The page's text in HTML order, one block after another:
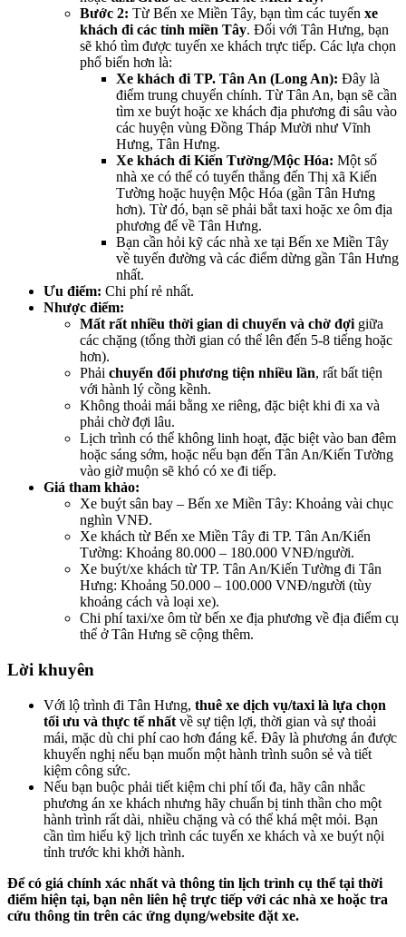
Bước 2: Từ Bến xe Miền Tây, bạn tìm các tuyến xe
khách đi các tỉnh miền Tây. Đối với Tân Hưng, bạn
sẽ khó tìm được tuyến xe khách trực tiếp. Các lựa chọn
phổ biến hơn là:
Xe khách đi TP. Tân An (Long An): Đây là
điểm trung chuyển chính. Từ Tân An, bạn sẽ cần
tìm xe buýt hoặc xe khách địa phương đi sâu vào
các huyện vùng Đồng Tháp Mười như Vĩnh
Hưng, Tân Hưng.
Xe khách đi Kiến Tường/Mộc Hóa: Một số
nhà xe có thể có tuyến thẳng đến Thị xã Kiến
Tường hoặc huyện Mộc Hóa (gần Tân Hưng
hơn). Từ đó, bạn sẽ phải bắt taxi hoặc xe ôm địa
phương để về Tân Hưng.
Bạn cần hỏi kỹ các nhà xe tại Bến xe Miền Tây
về tuyến đường và các điểm dừng gần Tân Hưng
nhất.
Ưu điểm: Chi phí rẻ nhất.
Nhược điểm:
Mất rất nhiều thời gian di chuyển và chờ đợi giữa
các chặng (tổng thời gian có thể lên đến 5-8 tiếng hoặc
hơn).
Phải chuyển đổi phương tiện nhiều lần, rất bất tiện
với hành lý cồng kềnh.
Không thoải mái bằng xe riêng, đặc biệt khi đi xa và
phải chờ đợi lâu.
Lịch trình có thể không linh hoạt, đặc biệt vào ban đêm
hoặc sáng sớm, hoặc nếu bạn đến Tân An/Kiến Tường
vào giờ muộn sẽ khó có xe đi tiếp.
Giá tham khảo:
Xe buýt sân bay – Bến xe Miền Tây: Khoảng vài chục
nghìn VNĐ.
Xe khách từ Bến xe Miền Tây đi TP. Tân An/Kiến
Tường: Khoảng 80.000 – 180.000 VNĐ/người.
Xe buýt/xe khách từ TP. Tân An/Kiến Tường đi Tân
Hưng: Khoảng 50.000 – 100.000 VNĐ/người (tùy
khoảng cách và loại xe).
Chi phí taxi/xe ôm từ bến xe địa phương về địa điểm cụ
thể ở Tân Hưng sẽ cộng thêm.
Lời khuyên
Với lộ trình đi Tân Hưng, thuê xe dịch vụ/taxi là lựa chọn
tối ưu và thực tế nhất về sự tiện lợi, thời gian và sự thoải
mái, mặc dù chi phí cao hơn đáng kể. Đây là phương án được
khuyến nghị nếu bạn muốn một hành trình suôn sẻ và tiết
kiệm công sức.
Nếu bạn buộc phải tiết kiệm chi phí tối đa, hãy cân nhắc
phương án xe khách nhưng hãy chuẩn bị tinh thần cho một
hành trình rất dài, nhiều chặng và có thể khá mệt mỏi. Bạn
cần tìm hiểu kỹ lịch trình các tuyến xe khách và xe buýt nội
tỉnh trước khi khởi hành.
Để có giá chính xác nhất và thông tin lịch trình cụ thể tại thời
điểm hiện tại, bạn nên liên hệ trực tiếp với các nhà xe hoặc tra
cứu thông tin trên các ứng dụng/website đặt xe.